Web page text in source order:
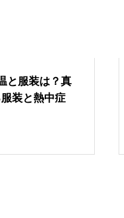
と服装は？真
装と熱中症